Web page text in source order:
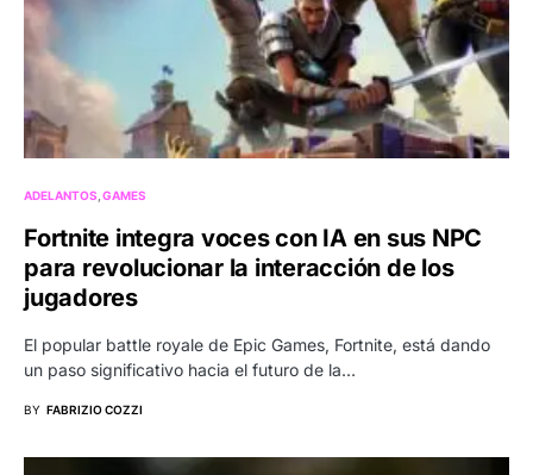
ADELANTOS GAMES
Fortnite integra voces con IA en sus NPC
para revolucionar la interacción de los
jugadores
El popular battle royale de Epic Games, Fortnite, está dando
un paso significativo hacia el futuro de la…
BY FABRIZIO COZZI